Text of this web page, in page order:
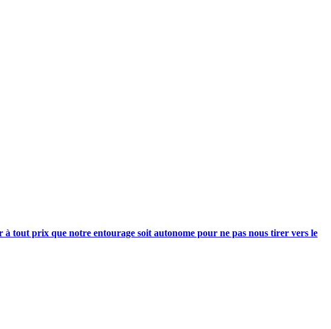
à tout prix que notre entourage soit autonome pour ne pas nous tirer vers le